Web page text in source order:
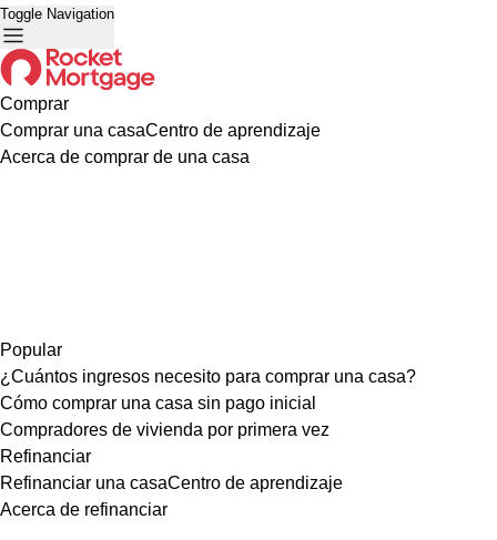
Toggle Navigation
Comprar
Comprar una casaCentro de aprendizaje
Acerca de comprar de una casa
Popular
¿Cuántos ingresos necesito para comprar una casa?
Cómo comprar una casa sin pago inicial
Compradores de vivienda por primera vez
Refinanciar
Refinanciar una casaCentro de aprendizaje
Acerca de refinanciar